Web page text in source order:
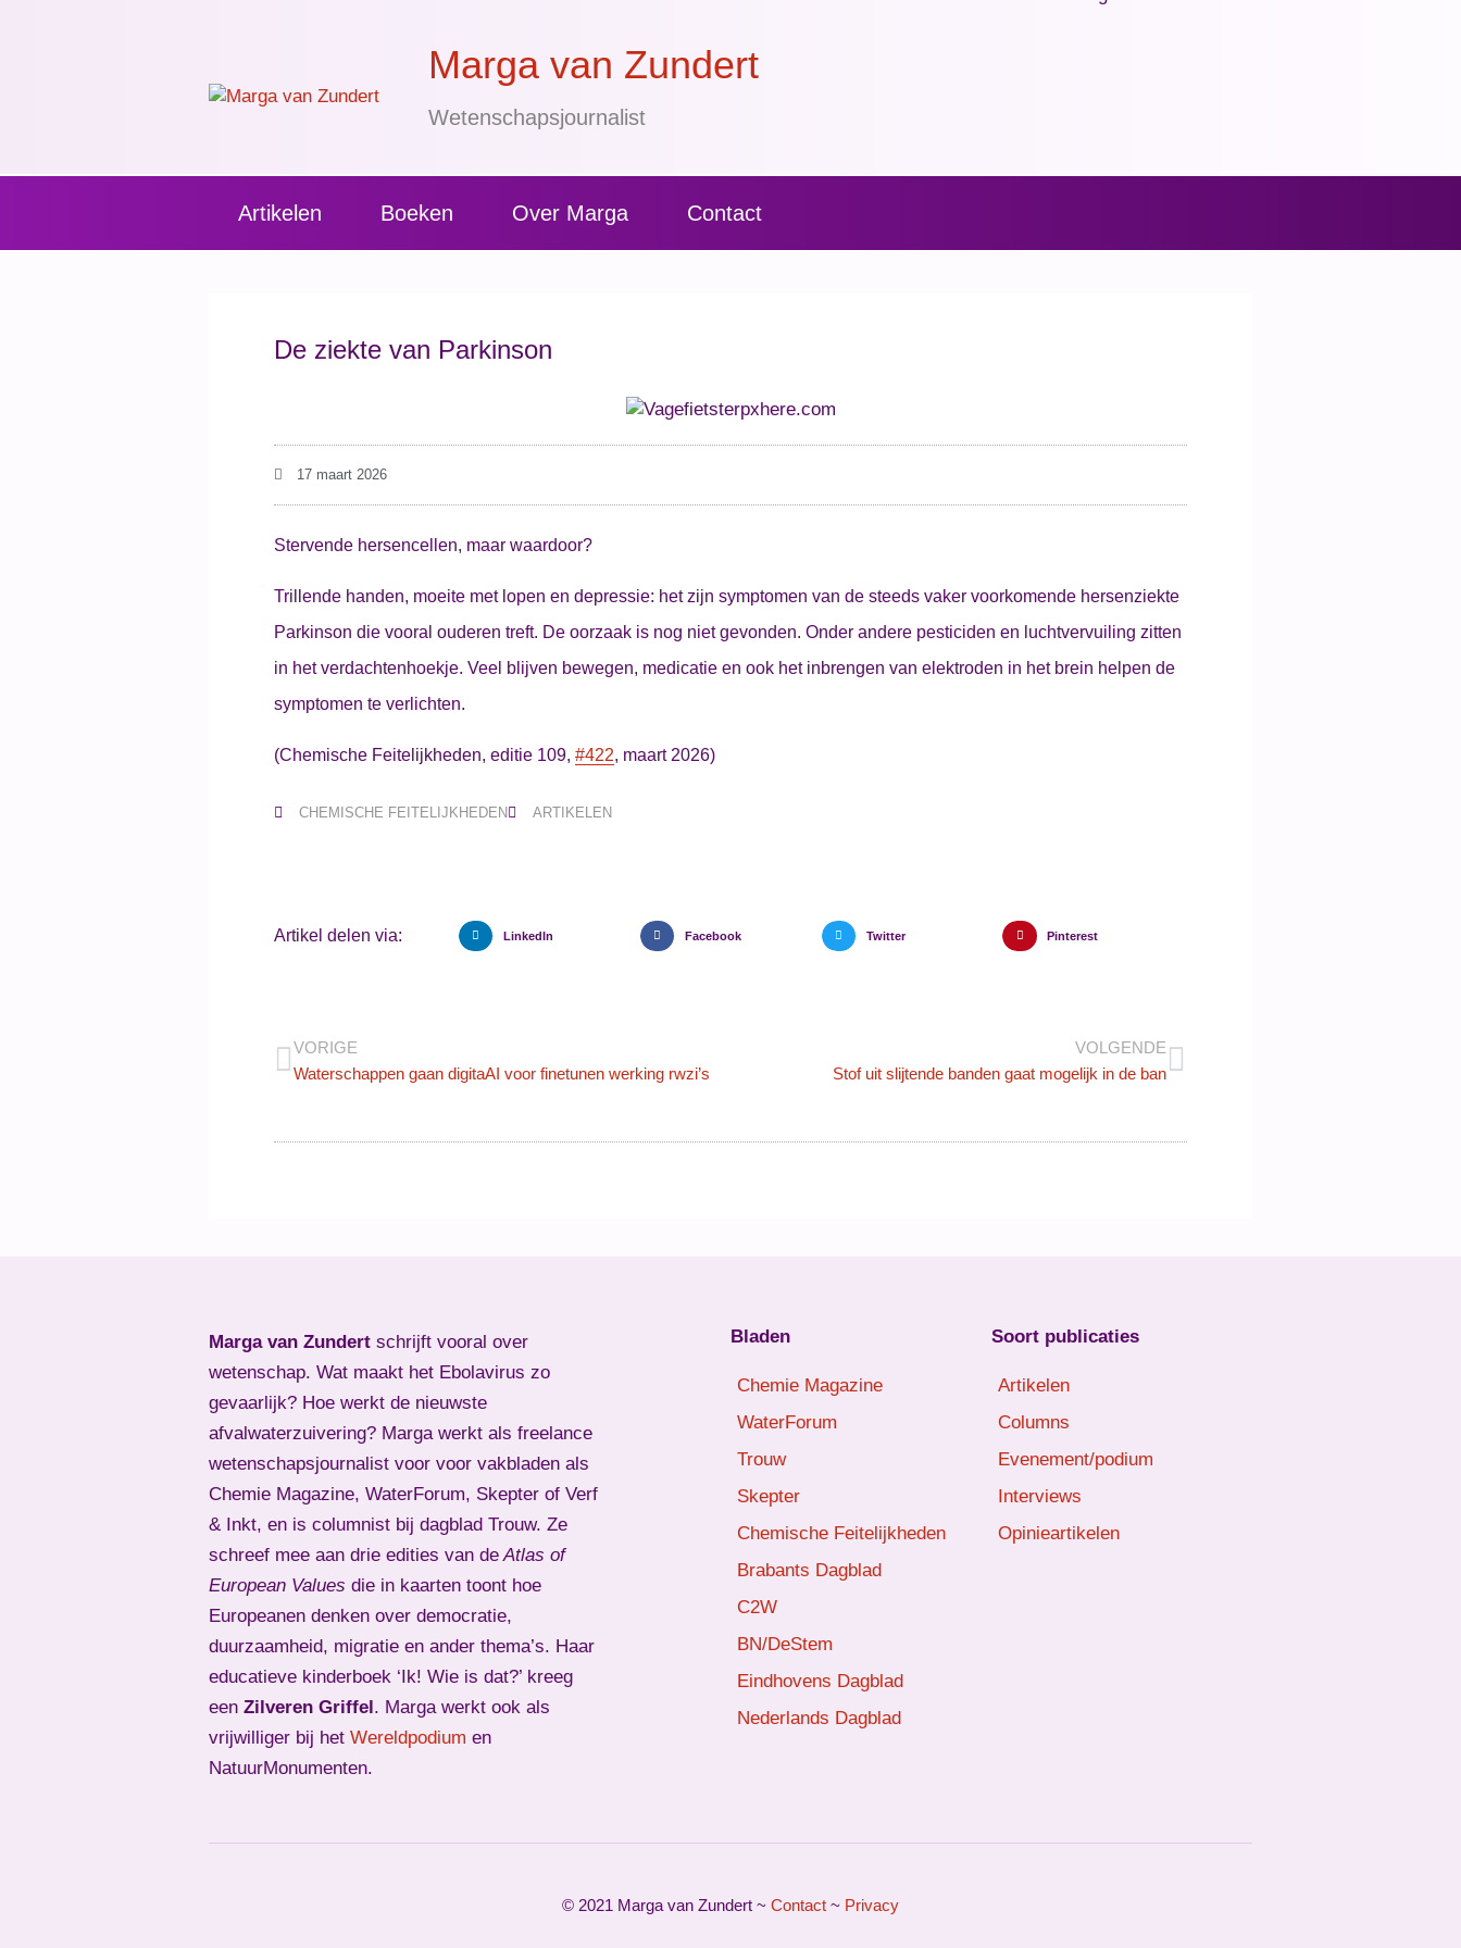
Marga van Zundert
Wetenschapsjournalist
Artikelen Boeken Over Marga Contact
De ziekte van Parkinson
17 maart 2026
Stervende hersencellen, maar waardoor?
Trillende handen, moeite met lopen en depressie: het zijn symptomen van de steeds vaker voorkomende hersenziekte
Parkinson die vooral ouderen treft. De oorzaak is nog niet gevonden. Onder andere pesticiden en luchtvervuiling zitten
in het verdachtenhoekje. Veel blijven bewegen, medicatie en ook het inbrengen van elektroden in het brein helpen de
symptomen te verlichten.
(Chemische Feitelijkheden, editie 109, #422, maart 2026)
CHEMISCHE FEITELIJKHEDEN ARTIKELEN
Artikel delen via: LinkedIn Facebook Twitter Pinterest
VORIGE
Waterschappen gaan digitaAI voor finetunen werking rwzi’s
VOLGENDE
Stof uit slijtende banden gaat mogelijk in de ban
Marga van Zundert schrijft vooral over
wetenschap. Wat maakt het Ebolavirus zo
gevaarlijk? Hoe werkt de nieuwste
afvalwaterzuivering? Marga werkt als freelance
wetenschapsjournalist voor voor vakbladen als
Chemie Magazine, WaterForum, Skepter of Verf
& Inkt, en is columnist bij dagblad Trouw. Ze
schreef mee aan drie edities van de Atlas of
European Values die in kaarten toont hoe
Europeanen denken over democratie,
duurzaamheid, migratie en ander thema’s. Haar
educatieve kinderboek ‘Ik! Wie is dat?’ kreeg
een Zilveren Griffel. Marga werkt ook als
vrijwilliger bij het Wereldpodium en
NatuurMonumenten.
Bladen
Chemie Magazine
WaterForum
Trouw
Skepter
Chemische Feitelijkheden
Brabants Dagblad
C2W
BN/DeStem
Eindhovens Dagblad
Nederlands Dagblad
Soort publicaties
Artikelen
Columns
Evenement/podium
Interviews
Opinieartikelen
© 2021 Marga van Zundert ~ Contact ~ Privacy